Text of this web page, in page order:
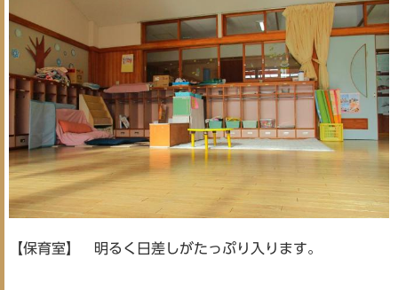
【保育室】 明るく日差しがたっぷり入ります。